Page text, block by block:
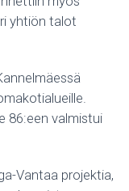
yhtiön talot
86:een valmistui
Vantaa projektia,